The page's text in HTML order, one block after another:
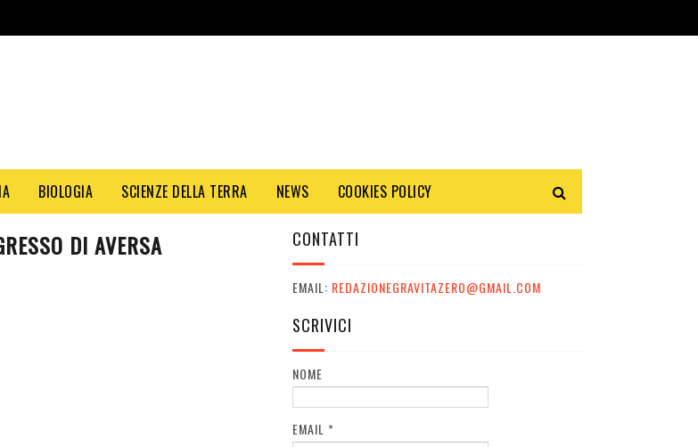
BIOLOGIA SCIENZE DELLA TERRA NEWS COOKIES POLICY
DI AVERSA CONTATTI
EMAIL: REDAZIONEGRAVITAZERO@GMAIL.COM
SCRIVICI
NOME
EMAIL *